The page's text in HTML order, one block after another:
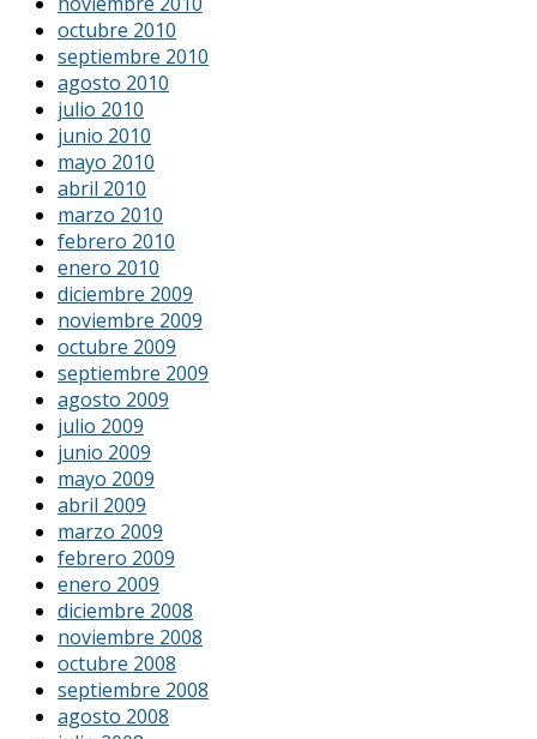
octubre 2010
septiembre 2010
agosto 2010
julio 2010
junio 2010
mayo 2010
abril 2010
marzo 2010
febrero 2010
enero 2010
diciembre 2009
noviembre 2009
octubre 2009
septiembre 2009
agosto 2009
julio 2009
junio 2009
mayo 2009
abril 2009
marzo 2009
febrero 2009
enero 2009
diciembre 2008
noviembre 2008
octubre 2008
septiembre 2008
agosto 2008